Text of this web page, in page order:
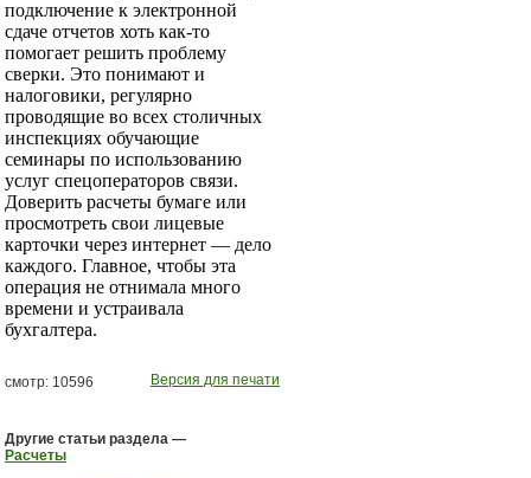
подключение к электронной
сдаче отчетов хоть как-то
помогает решить проблему
сверки. Это понимают и
налоговики, регулярно
проводящие во всех столичных
инспекциях обучающие
семинары по использованию
услуг спецоператоров связи.
Доверить расчеты бумаге или
просмотреть свои лицевые
карточки через интернет — дело
каждого. Главное, чтобы эта
операция не отнимала много
времени и устраивала
бухгалтера.
смотр: 10596 Версия для печати
Другие статьи раздела —
Расчеты